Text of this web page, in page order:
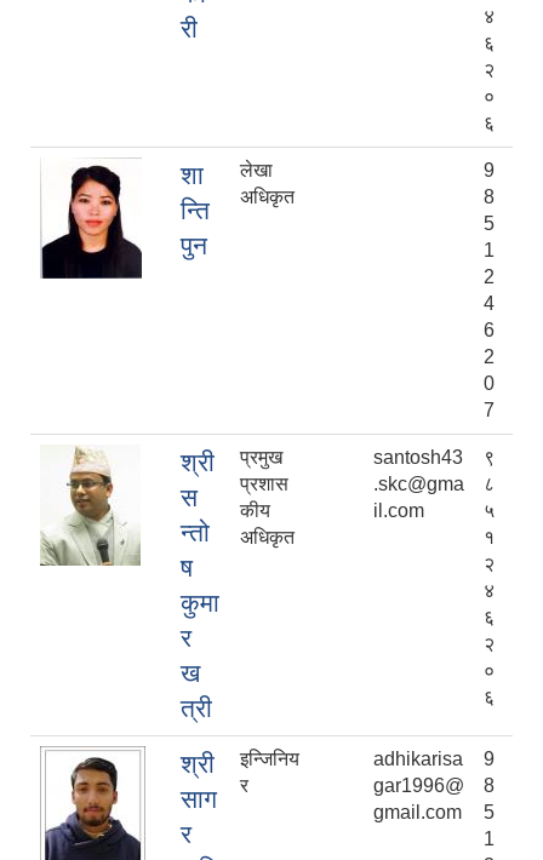
री
४
६
२
०
६
शा
न्ति
पुन
लेखा
अधिकृत
9
8
5
1
2
4
6
2
0
7
श्री
स
न्तो
ष
कुमा
र
ख
त्री
प्रमुख
प्रशास
कीय
अधिकृत
santosh43
.skc@gma
il.com
९
८
५
१
२
४
६
२
०
६
श्री
साग
र
इन्जिनिय
र
adhikarisa
gar1996@
gmail.com
9
8
5
1